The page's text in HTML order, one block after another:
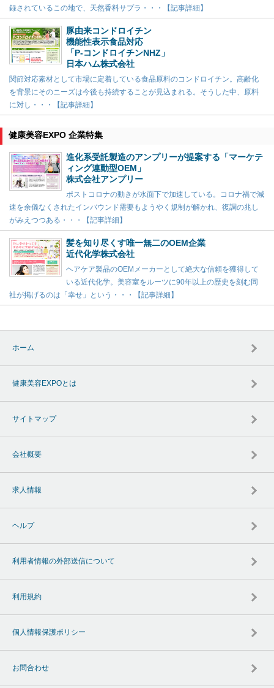
録されているこの地で、天然香料サプラ・・・【記事詳細】
豚由来コンドロイチン
機能性表示食品対応
「P-コンドロイチンNHZ」
日本ハム株式会社
関節対応素材として市場に定着している食品原料のコンドロイチン。高齢化
を背景にそのニーズは今後も持続することが見込まれる。そうした中、原料
に対し・・・【記事詳細】
健康美容EXPO 企業特集
進化系受託製造のアンプリーが提案する「マーケテ
ィング連動型OEM」
株式会社アンプリー
ポストコロナの動きが水面下で加速している。コロナ禍で減
速を余儀なくされたインバウンド需要もようやく規制が解かれ、復調の兆し
がみえつつある・・・【記事詳細】
髪を知り尽くす唯一無二のOEM企業
近代化学株式会社
ヘアケア製品のOEMメーカーとして絶大な信頼を獲得して
いる近代化学。美容室をルーツに90年以上の歴史を刻む同
社が掲げるのは「幸せ」という・・・【記事詳細】
ホーム
健康美容EXPOとは
サイトマップ
会社概要
求人情報
ヘルプ
利用者情報の外部送信について
利用規約
個人情報保護ポリシー
お問合わせ